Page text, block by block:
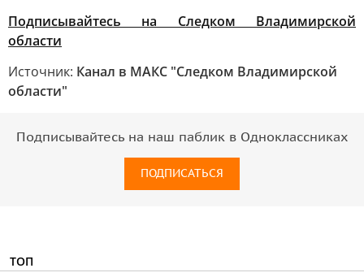
Подписывайтесь на Следком Владимирской
области
Источник: Канал в МАКС "Следком Владимирской
области"
Подписывайтесь на наш паблик в Одноклассниках
ПОДПИСАТЬСЯ
ТОП